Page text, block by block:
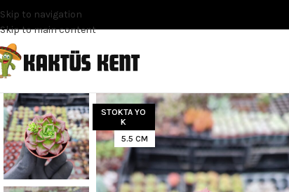
Skip to navigation
Skip to main content
STOKTA YO
K
5.5 CM